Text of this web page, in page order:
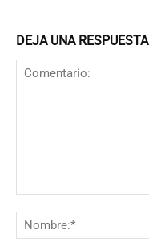
DEJA UNA RESPUESTA